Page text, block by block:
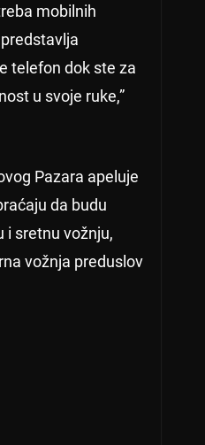
mobilnih
telefon dok ste za
u svoje ruke,”
Pazara apeluje
da budu
i sretnu vožnju,
vožnja preduslov